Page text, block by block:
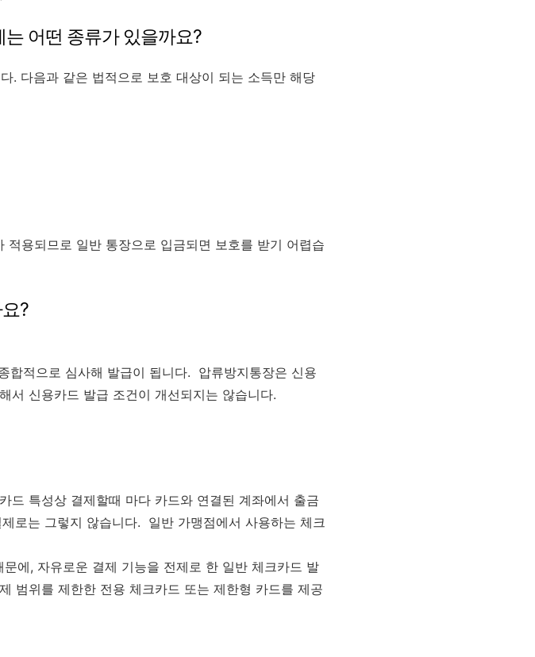
어떤 종류가 있을까요?
. 다음과 같은 법적으로 보호 대상이 되는 소득만 해당
용되므로 일반 통장으로 입금되면 보호를 받기 어렵습
?
합적으로 심사해 발급이 됩니다. 압류방지통장은 신용
서 신용카드 발급 조건이 개선되지는 않습니다.
드 특성상 결제할때 마다 카드와 연결된 계좌에서 출금
로는 그렇지 않습니다. 일반 가맹점에서 사용하는 체크
에, 자유로운 결제 기능을 전제로 한 일반 체크카드 발
범위를 제한한 전용 체크카드 또는 제한형 카드를 제공